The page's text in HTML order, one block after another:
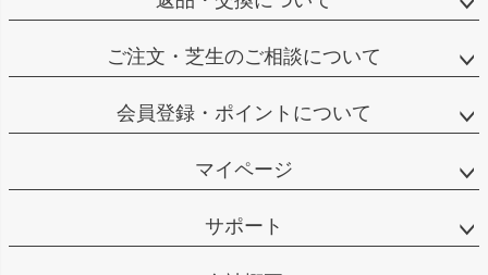
ご注文・芝生のご相談について
会員登録・ポイントについて
マイページ
サポート